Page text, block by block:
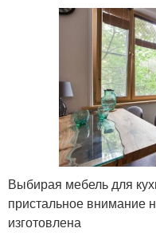
Выбирая мебель для
пристальное внимание
изготовлена